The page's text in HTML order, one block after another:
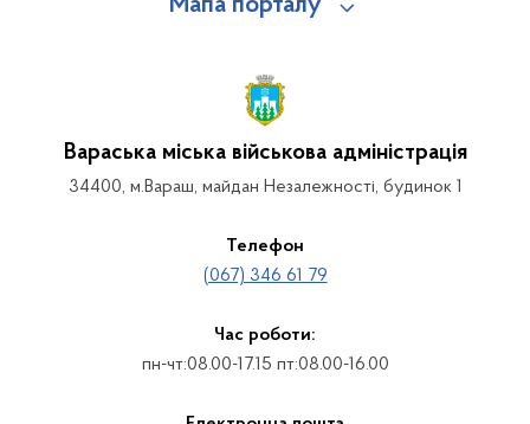
Мапа порталу
Вараська міська військова адміністрація
34400, м.Вараш, майдан Незалежності, будинок 1
Телефон
(067) 346 61 79
Час роботи:
пн-чт:08.00-17.15 пт:08.00-16.00